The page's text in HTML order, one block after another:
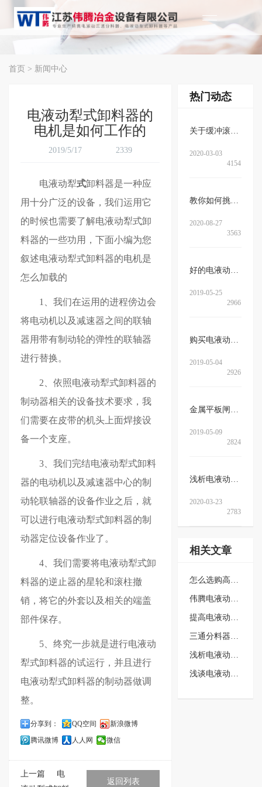
首页 > 新闻中心
电液动犁式卸料器的
电机是如何工作的
2019/5/17 2339
电液动犁式卸料器是一种应
用十分广泛的设备，我们运用它
的时候也需要了解电液动犁式卸
料器的一些功用，下面小编为您
叙述电液动犁式卸料器的电机是
怎么加载的
1、我们在运用的进程傍边会
将电动机以及减速器之间的联轴
器用带有制动轮的弹性的联轴器
进行替换。
2、依照电液动犁式卸料器的
制动器相关的设备技术要求，我
们需要在皮带的机头上面焊接设
备一个支座。
3、我们完结电液动犁式卸料
器的电动机以及减速器中心的制
动轮联轴器的设备作业之后，就
可以进行电液动犁式卸料器的制
动器定位设备作业了。
4、我们需要将电液动犁式卸
料器的逆止器的星轮和滚柱撤
销，将它的外套以及相关的端盖
部件保存。
5、终究一步就是进行电液动
犁式卸料器的试运行，并且进行
电液动犁式卸料器的制动器做调
整。
分享到： QQ空间
新浪微博
腾讯微博
人人网 微信
返回列表
上一篇 电
热门动态
关于缓冲滚筒的作用、结构以及特…
2020-03-03
4154
教你如何挑选电液动三通分料器
2020-08-27
3563
好的电液动腭式闸门的特征有哪些…
2019-05-25
2966
购买电液动犁式卸料器注意事项
2019-05-04
2926
金属平板闸门的特点介绍
2019-05-09
2824
浅析电液动犁式卸料器在启动前需…
2020-03-23
2783
相关文章
怎么选购高质量的电液动犁式卸料…
伟腾电液动三通分料器品质良好，…
提高电液动平板闸门的使用效果的…
三通分料器的特点介绍
浅析电液动犁式卸料器在启动前需…
浅谈电液动犁式卸料器在运行方面…